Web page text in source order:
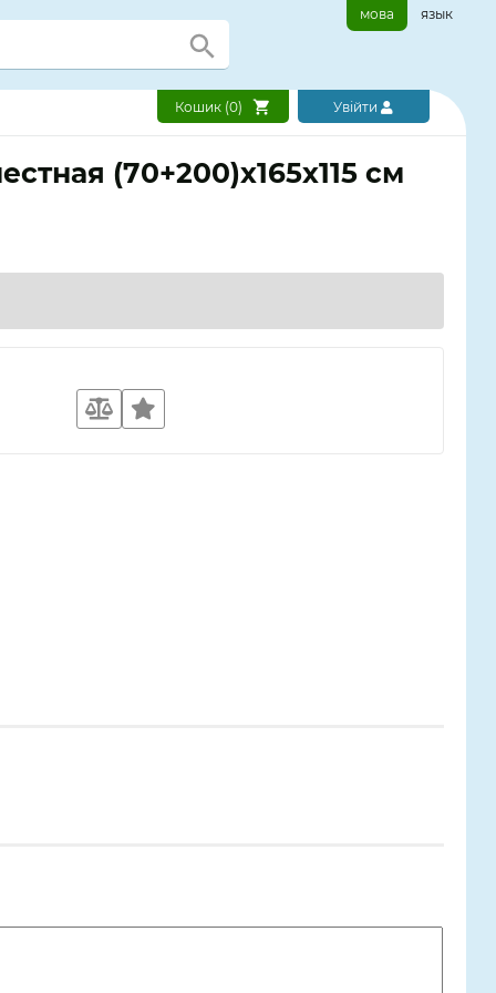
мова язык
Кошик (0) Увійти
(70+200)х165х115 см